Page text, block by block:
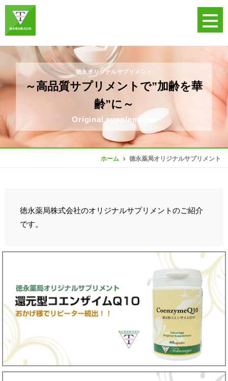
徳永オリジナルサプリメント
～高品質サプリメントで”加齢を華
齢”に～
Original supplements
ホーム 徳永薬局オリジナルサプリメント
徳永薬局株式会社のオリジナルサプリメントのご紹介
です。